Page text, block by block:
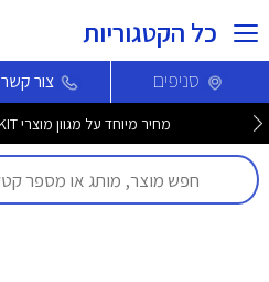
כל הקטגוריות
סניפים צור קשר
מחיר מיוחד על מגוון מוצרי PETKIT לחברי מועדון >>